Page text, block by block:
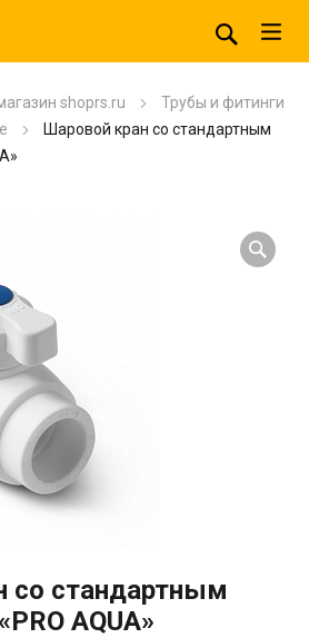
shoprs.ru
Трубы и фитинги
Шаровой кран со стандартным
со стандартным
AQUA»